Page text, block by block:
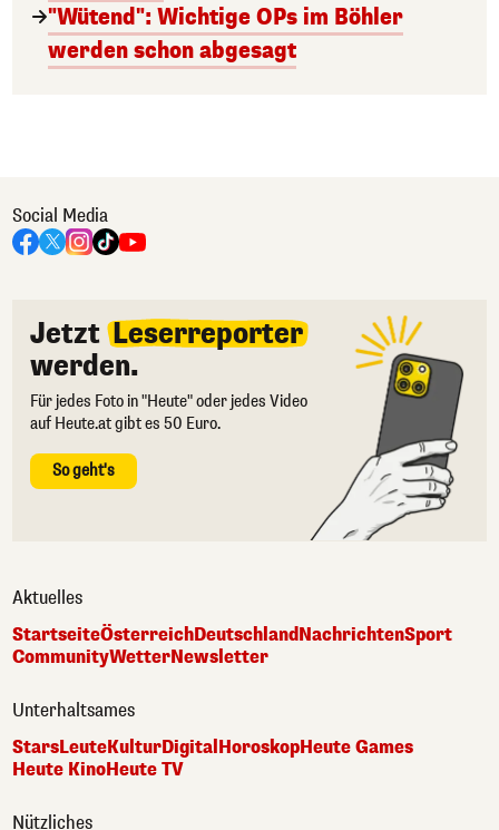
"Wütend": Wichtige OPs im Böhler
werden schon abgesagt
Social Media
Jetzt Leserreporter
werden.
Für jedes Foto in "Heute" oder jedes Video
auf Heute.at gibt es 50 Euro.
So geht's
Aktuelles
StartseiteÖsterreichDeutschlandNachrichtenSport
CommunityWetterNewsletter
Unterhaltsames
StarsLeuteKulturDigital HoroskopHeute Games
Heute KinoHeute TV
Nützliches